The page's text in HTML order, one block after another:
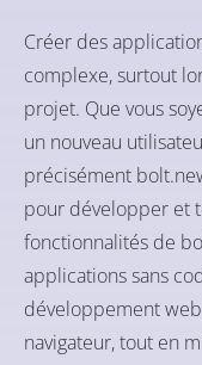
Créer des
complexe, surtout
projet. Que vous
un nouveau
précisément
pour développer et
fonctionnalités de
applications sans
développement
navigateur, tout en